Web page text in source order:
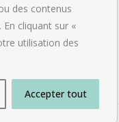
des contenus
cliquant sur «
utilisation des
Accepter tout